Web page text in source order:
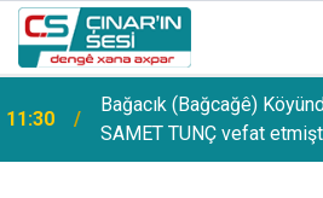
11:24
PDR Uzmanı
şekilde puana bakılmamalı,
tercih yapılmalı